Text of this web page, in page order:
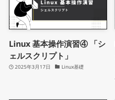
Linux 基本操作演習④ 「シ
ェルスクリプト」
2025年3月17日 Linux基礎